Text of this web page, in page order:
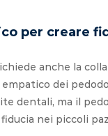
ho
un caso
per creare
anche la
empatico dei
dentali, ma il
nei piccoli